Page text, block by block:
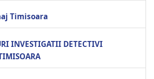
Timisoara
INVESTIGATII DETECTIVI